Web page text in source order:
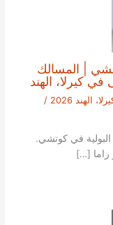
| المسالك
كيرلا، الهند
2026
/
في كوتشي.